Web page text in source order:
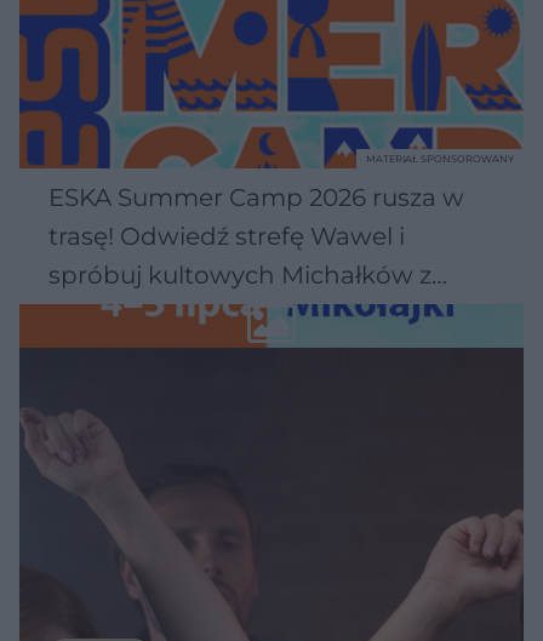
ESKA Summer Camp 2026 rusza w
trasę! Odwiedź strefę Wawel i
spróbuj kultowych Michałków z
Wawelu
MATERIAŁ SPONSOROWANY